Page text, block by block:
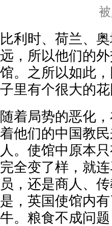
比利时、荷兰、
远，所以他们的
馆。之所以如此
子里有个很大的
随着局势的恶化
着他们的中国教
人。使馆中原本
完全变了样，就
员，还是商人、
是，英国使馆内
牛。粮食不成问